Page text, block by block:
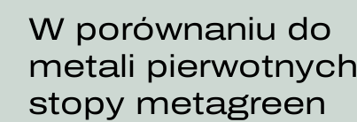
W porównaniu do
metali pierwotnych
stopy metagreen